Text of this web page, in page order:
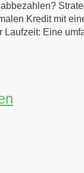
Kredit mit
Laufzeit: Eine